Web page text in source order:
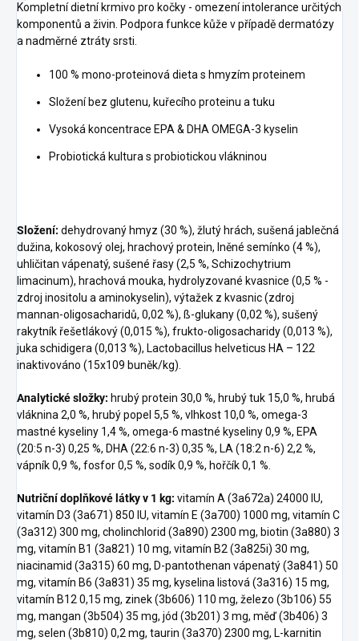
Kompletní dietní krmivo pro kočky - omezení intolerance určitých
komponentů a živin. Podpora funkce kůže v případě dermatózy
a nadměrné ztráty srsti.
100 % mono-proteinová dieta s hmyzím proteinem
Složení bez glutenu, kuřecího proteinu a tuku
Vysoká koncentrace EPA & DHA OMEGA-3 kyselin
Probiotická kultura s probiotickou vlákninou
Složení: dehydrovaný hmyz (30 %), žlutý hrách, sušená jablečná
dužina, kokosový olej, hrachový protein, lněné semínko (4 %),
uhličitan vápenatý, sušené řasy (2,5 %, Schizochytrium
limacinum), hrachová mouka, hydrolyzované kvasnice (0,5 % -
zdroj inositolu a aminokyselin), výtažek z kvasnic (zdroj
mannan-oligosacharidů, 0,02 %), ß-glukany (0,02 %), sušený
rakytník řešetlákový (0,015 %), frukto-oligosacharidy (0,013 %),
juka schidigera (0,013 %), Lactobacillus helveticus HA – 122
inaktivováno (15x109 buněk/kg).
Analytické složky: hrubý protein 30,0 %, hrubý tuk 15,0 %, hrubá
vláknina 2,0 %, hrubý popel 5,5 %, vlhkost 10,0 %, omega-3
mastné kyseliny 1,4 %, omega-6 mastné kyseliny 0,9 %, EPA
(20:5 n-3) 0,25 %, DHA (22:6 n-3) 0,35 %, LA (18:2 n-6) 2,2 %,
vápník 0,9 %, fosfor 0,5 %, sodík 0,9 %, hořčík 0,1 %.
Nutriční doplňkové látky v 1 kg: vitamín A (3a672a) 24000 IU,
vitamín D3 (3a671) 850 IU, vitamín E (3a700) 1000 mg, vitamín C
(3a312) 300 mg, cholinchlorid (3a890) 2300 mg, biotin (3a880) 3
mg, vitamín B1 (3a821) 10 mg, vitamín B2 (3a825i) 30 mg,
niacinamid (3a315) 60 mg, D-pantothenan vápenatý (3a841) 50
mg, vitamín B6 (3a831) 35 mg, kyselina listová (3a316) 15 mg,
vitamín B12 0,15 mg, zinek (3b606) 110 mg, železo (3b106) 55
mg, mangan (3b504) 35 mg, jód (3b201) 3 mg, měď (3b406) 3
mg, selen (3b810) 0,2 mg, taurin (3a370) 2300 mg, L-karnitin